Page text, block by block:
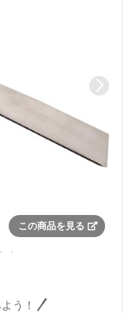
この商品を見る
う！